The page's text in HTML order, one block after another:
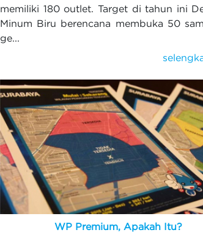
memiliki 180 outlet. Target di tahun ini
Minum Biru berencana membuka 50
ge...
WP Premium, Apakah Itu?